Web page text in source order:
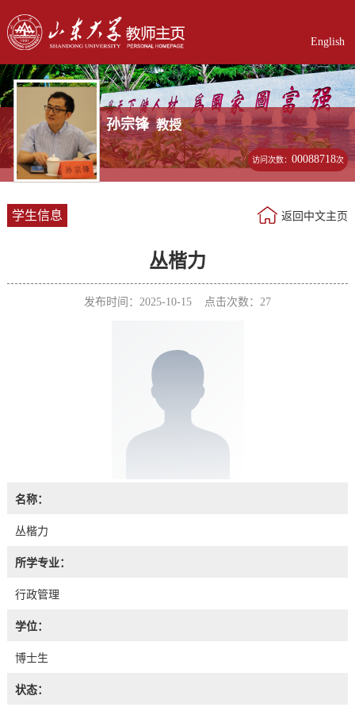
English
孙宗锋 教授
访问次数：00088718次
学生信息 返回中文主页
丛楷力
发布时间：2025-10-15 点击次数： 27
名称：
丛楷力
所学专业：
行政管理
学位：
博士生
状态：